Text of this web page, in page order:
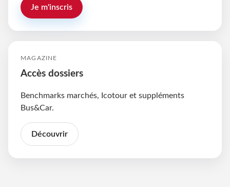
Je m'inscris
MAGAZINE
Accès dossiers
Benchmarks marchés, Icotour et suppléments
Bus&Car.
Découvrir